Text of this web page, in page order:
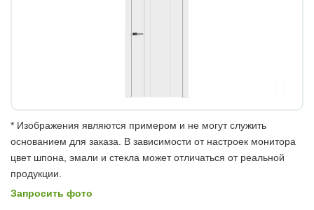
* Изображения являются примером и не могут служить
основанием для заказа. В зависимости от настроек монитора
цвет шпона, эмали и стекла может отличаться от реальной
продукции.
Запросить фото